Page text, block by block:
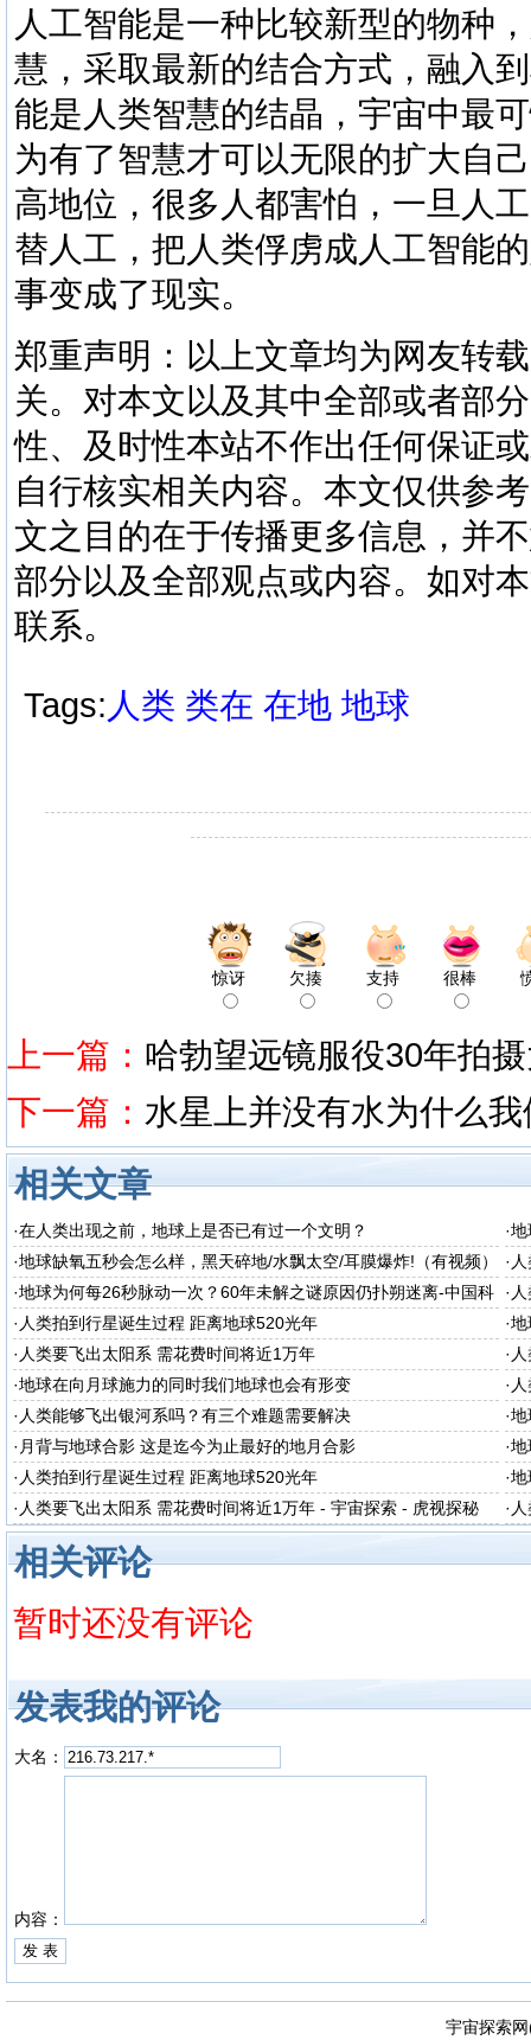
人工智能是一种比较新型的物种
慧，采取最新的结合方式，融入
能是人类智慧的结晶，宇宙中最
为有了智慧才可以无限的扩大自
高地位，很多人都害怕，一旦人
替人工，把人类俘虏成人工智能
事变成了现实。
郑重声明：以上文章均为网友转
关。对本文以及其中全部或者部
性、及时性本站不作出任何保证
自行核实相关内容。本文仅供参
文之目的在于传播更多信息，并
部分以及全部观点或内容。如对
联系。
Tags: 人类 类在 在地 地球
惊讶 欠揍 支持 很棒
上一篇： 哈勃望远镜服役30年拍
下一篇： 水星上并没有水为什么
相关文章
·在人类出现之前，地球上是否已有过一个文明？ ·地
·地球缺氧五秒会怎么样，黑天碎地/水飘太空/耳膜爆炸!（有视频） ·
·地球为何每26秒脉动一次？60年未解之谜原因仍扑朔迷离-中国科
普网
·
· 人类拍到行星诞生过程 距离地球520光年 ·地
· 人类要飞出太阳系 需花费时间将近1万年 ·
·地球在向月球施力的同时我们地球也会有形变 ·
· 人类能够飞出银河系吗？有三个难题需要解决 ·地
· 月背与地球合影 这是迄今为止最好的地月合影 ·地
· 人类拍到行星诞生过程 距离地球520光年 ·地
· 人类要飞出太阳系 需花费时间将近1万年 - 宇宙探索 - 虎视探秘 ·
相关评论
暂时还没有评论
发表我的评论
大名：
内容：
宇宙探索